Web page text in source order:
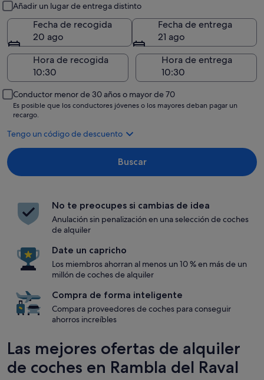
Añadir un lugar de entrega distinto
Fecha de recogida
20 ago
Fecha de entrega
21 ago
Hora de recogida
Hora de entrega
Conductor menor de 30 años o mayor de 70
Es posible que los conductores jóvenes o los mayores deban pagar un
recargo.
Tengo un código de descuento
Buscar
No te preocupes si cambias de idea
Anulación sin penalización en una selección de coches
de alquiler
Date un capricho
Los miembros ahorran al menos un 10 % en más de un
millón de coches de alquiler
Compra de forma inteligente
Compara proveedores de coches para conseguir
ahorros increíbles
Las mejores ofertas de alquiler
de coches en Rambla del Raval